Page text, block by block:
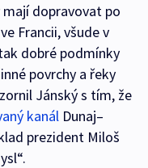
dopravovat po
Francii, všude v
dobré podmínky
povrchy a řeky
Jánský s tím, že
kanál Dunaj–
prezident Miloš